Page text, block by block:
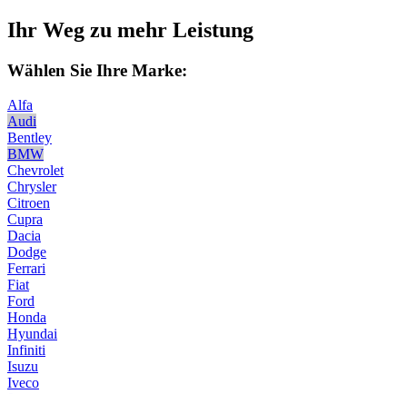
Ihr Weg zu mehr Leistung
Wählen Sie Ihre Marke:
Alfa
Audi
Bentley
BMW
Chevrolet
Chrysler
Citroen
Cupra
Dacia
Dodge
Ferrari
Fiat
Ford
Honda
Hyundai
Infiniti
Isuzu
Iveco